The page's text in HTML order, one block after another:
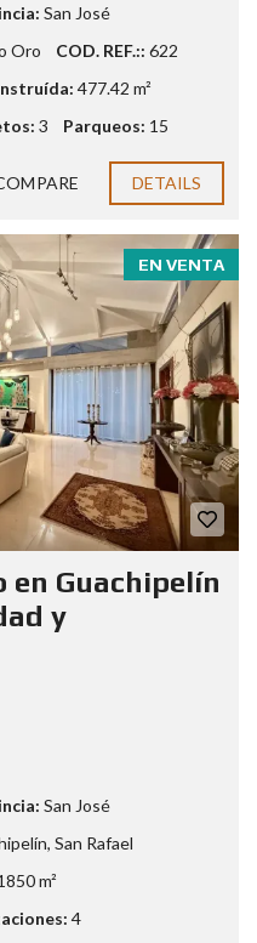
San José
Oro COD. REF.:: 622
477.42 m²
3 Parqueos: 15
DETAILS
EN VENTA
en Guachipelín
y
San José
, San Rafael
m²
4